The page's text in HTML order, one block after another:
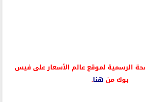
الرسمية لموقع عالم الأسعار على فيس
بوك من هنا.